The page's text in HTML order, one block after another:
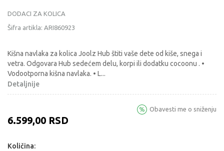
DODACI ZA KOLICA
Šifra artikla: ARI860923
Kišna navlaka za kolica Joolz Hub štiti vaše dete od kiše, snega i
vetra. Odgovara Hub sedećem delu, korpi ili dodatku cocoonu . •
Vodootporna kišna navlaka. • L...
Detaljnije
6.599,00 RSD
Obavesti me o sniženju
Količina: